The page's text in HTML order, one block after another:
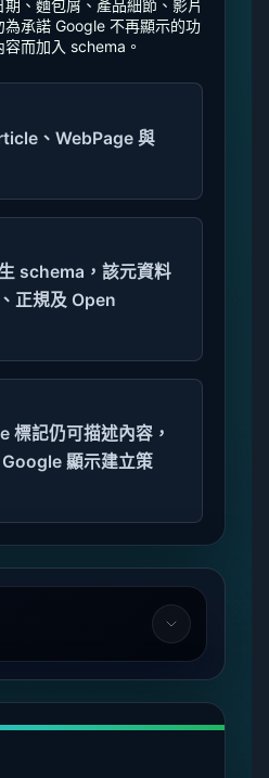
、麵包屑、產品細節、影片
承諾 Google 不再顯示的功
而加入 schema。
、WebPage 與
schema，該元資料
正規及 Open
標記仍可描述內容，
顯示建立策